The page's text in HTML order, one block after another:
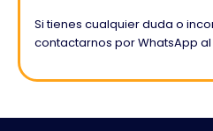
Si tienes cualquier duda o
contactarnos porWhatsApp al